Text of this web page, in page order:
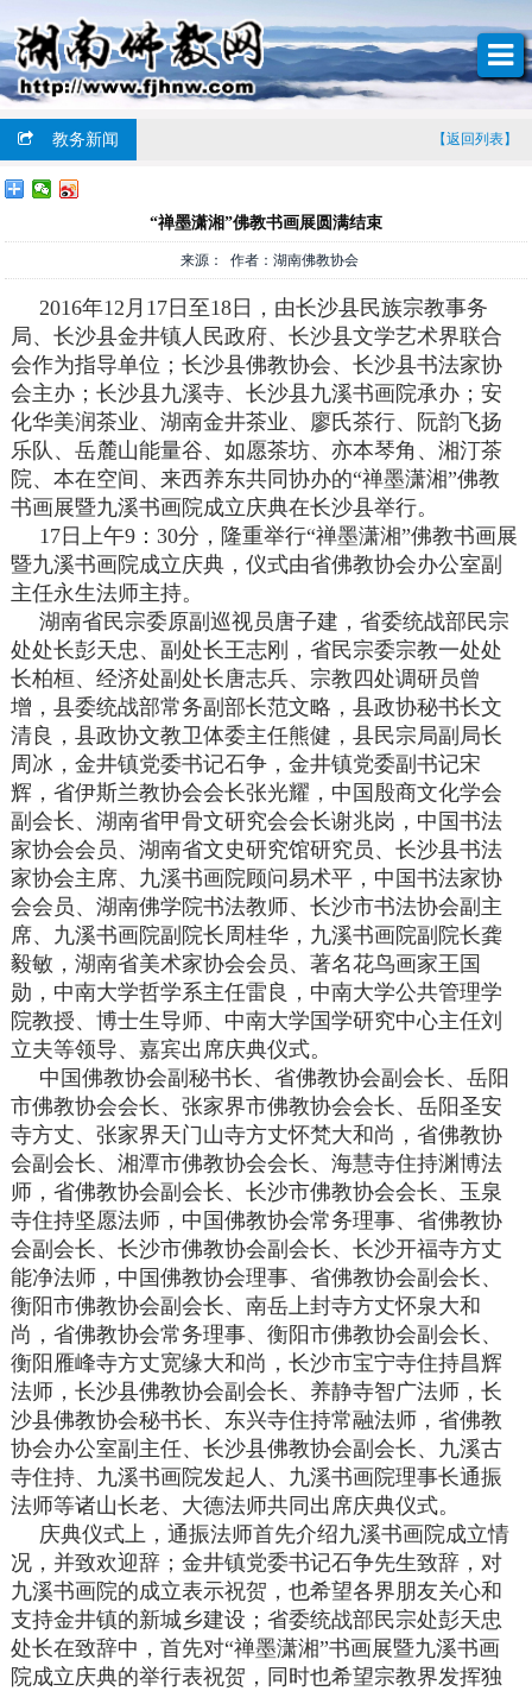
教务新闻 【返回列表】
“禅墨潇湘”佛教书画展圆满结束
来源： 作者：湖南佛教协会
2016年12月17日至18日，由长沙县民族宗教事务
局、长沙县金井镇人民政府、长沙县文学艺术界联合
会作为指导单位；长沙县佛教协会、长沙县书法家协
会主办；长沙县九溪寺、长沙县九溪书画院承办；安
化华美润茶业、湖南金井茶业、廖氏茶行、阮韵飞扬
乐队、岳麓山能量谷、如愿茶坊、亦本琴角、湘汀茶
院、本在空间、来西养东共同协办的“禅墨潇湘”佛教
书画展暨九溪书画院成立庆典在长沙县举行。
17日上午9：30分，隆重举行“禅墨潇湘”佛教书画展
暨九溪书画院成立庆典，仪式由省佛教协会办公室副
主任永生法师主持。
湖南省民宗委原副巡视员唐子建，省委统战部民宗
处处长彭天忠、副处长王志刚，省民宗委宗教一处处
长柏桓、经济处副处长唐志兵、宗教四处调研员曾
增，县委统战部常务副部长范文略，县政协秘书长文
清良，县政协文教卫体委主任熊健，县民宗局副局长
周冰，金井镇党委书记石争，金井镇党委副书记宋
辉，省伊斯兰教协会会长张光耀，中国殷商文化学会
副会长、湖南省甲骨文研究会会长谢兆岗，中国书法
家协会会员、湖南省文史研究馆研究员、长沙县书法
家协会主席、九溪书画院顾问易术平，中国书法家协
会会员、湖南佛学院书法教师、长沙市书法协会副主
席、九溪书画院副院长周桂华，九溪书画院副院长龚
毅敏，湖南省美术家协会会员、著名花鸟画家王国
勋，中南大学哲学系主任雷良，中南大学公共管理学
院教授、博士生导师、中南大学国学研究中心主任刘
立夫等领导、嘉宾出席庆典仪式。
中国佛教协会副秘书长、省佛教协会副会长、岳阳
市佛教协会会长、张家界市佛教协会会长、岳阳圣安
寺方丈、张家界天门山寺方丈怀梵大和尚，省佛教协
会副会长、湘潭市佛教协会会长、海慧寺住持渊博法
师，省佛教协会副会长、长沙市佛教协会会长、玉泉
寺住持坚愿法师，中国佛教协会常务理事、省佛教协
会副会长、长沙市佛教协会副会长、长沙开福寺方丈
能净法师，中国佛教协会理事、省佛教协会副会长、
衡阳市佛教协会副会长、南岳上封寺方丈怀泉大和
尚，省佛教协会常务理事、衡阳市佛教协会副会长、
衡阳雁峰寺方丈宽缘大和尚，长沙市宝宁寺住持昌辉
法师，长沙县佛教协会副会长、养静寺智广法师，长
沙县佛教协会秘书长、东兴寺住持常融法师，省佛教
协会办公室副主任、长沙县佛教协会副会长、九溪古
寺住持、九溪书画院发起人、九溪书画院理事长通振
法师等诸山长老、大德法师共同出席庆典仪式。
庆典仪式上，通振法师首先介绍九溪书画院成立情
况，并致欢迎辞；金井镇党委书记石争先生致辞，对
九溪书画院的成立表示祝贺，也希望各界朋友关心和
支持金井镇的新城乡建设；省委统战部民宗处彭天忠
处长在致辞中，首先对“禅墨潇湘”书画展暨九溪书画
院成立庆典的举行表祝贺，同时也希望宗教界发挥独